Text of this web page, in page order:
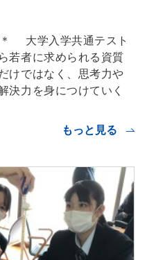
大学入学共通テスト
若者に求められる資質
けではなく、思考力や
決力を身につけていく
もっと見る